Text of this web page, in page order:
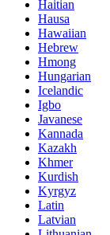
Haitian
Hausa
Hawaiian
Hebrew
Hmong
Hungarian
Icelandic
Igbo
Javanese
Kannada
Kazakh
Khmer
Kurdish
Kyrgyz
Latin
Latvian